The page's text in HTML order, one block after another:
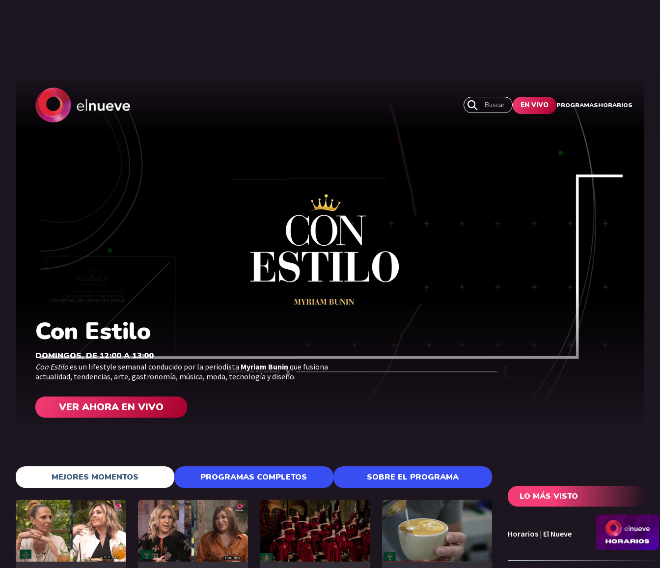
Buscar EN VIVO PROGRAMASHORARIOS
Con Estilo
DOMINGOS, DE 12:00 A 13:00
Con Estiloes un lifestyle semanal conducido por la periodista Myriam Bunin que fusiona
actualidad, tendencias, arte, gastronomía, música, moda, tecnología y diseño.
VER AHORA EN VIVO
MEJORES MOMENTOS PROGRAMAS COMPLETOS SOBRE EL PROGRAMA
LO MÁS VISTO
Horarios | El Nueve